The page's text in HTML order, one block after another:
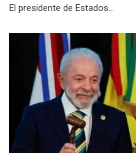
El presidente de Estados...